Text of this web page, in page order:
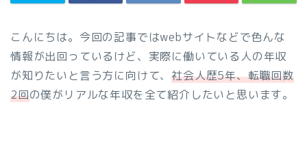
こんにちは。今回の記事ではwebサイトなどで色んな
情報が出回っているけど、実際に働いている人の年収
が知りたいと言う方に向けて、社会人歴5年、転職回数
2回の僕がリアルな年収を全て紹介したいと思います。